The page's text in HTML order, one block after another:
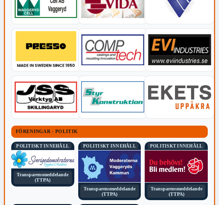
FÖRENINGAR - POLITIK
POLITISKT INNEHÅLL
Transparensmeddelande
(TTPA)
POLITISKT INNEHÅLL
Transparensmeddelande
(TTPA)
POLITISKT INNEHÅLL
Transparensmeddelande
(TTPA)